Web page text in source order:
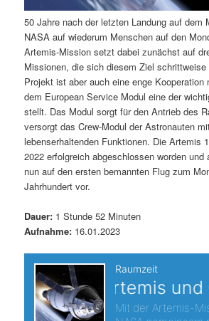
n
h
a
l
t
s
r
i
n
n
I
n
h
a
l
s
p
r
50 Jahre nach der letzten Landung auf dem
NASA auf wiederum Menschen auf den
Artemis-Mission setzt dabei zunächst auf
Missionen, die sich diesem Ziel schrittweise
Projekt ist aber auch eine enge
dem European Service Modul eine der
stellt. Das Modul sorgt für den Antrieb des
versorgt das Crew-Modul der Astronauten
lebenserhaltenden Funktionen. Die Artemis
2022 erfolgreich abgeschlossen worden
nun auf den ersten bemannten Flug zum
Jahrhundert vor.
Dauer: 1 Stunde 52 Minuten
Aufnahme: 16.01.2023